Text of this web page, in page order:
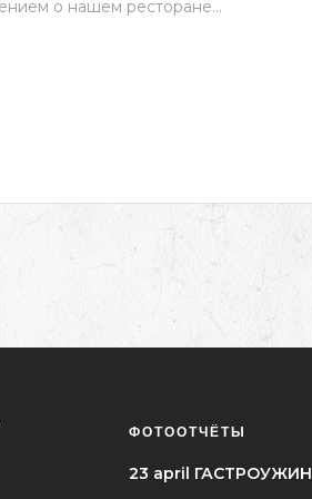
ФОТООТЧЁТЫ
23 april ГАСТРОУЖИН